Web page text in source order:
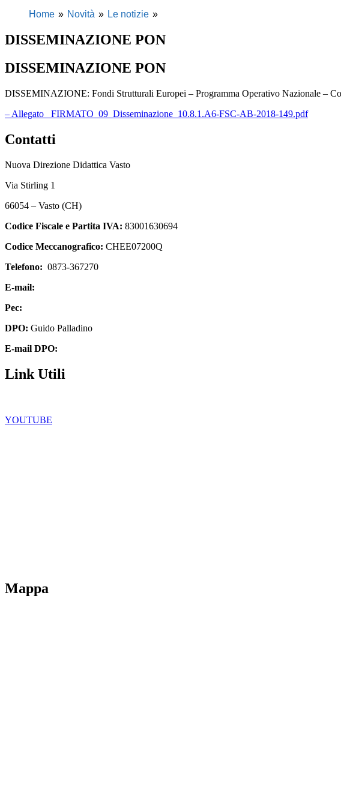
Home
Novità Le notizie
DISSEMINAZIONE PON
DISSEMINAZIONE PON
DISSEMINAZIONE: Fondi Strutturali Europei – Programma Operativo Nazionale –
– Allegato _FIRMATO_09_Disseminazione_10.8.1.A6-FSC-AB-2018-149.pdf
Contatti
Nuova Direzione Didattica Vasto
Via Stirling 1
66054 – Vasto (CH)
Codice Fiscale e Partita IVA: 83001630694
Codice Meccanografico: CHEE07200Q
Telefono: 0873-367270
E-mail:
Pec:
DPO: Guido Palladino
E-mail DPO:
Link Utili
YOUTUBE
Mappa